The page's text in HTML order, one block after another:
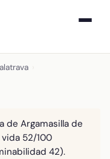
de Argamasilla de
vida 52/100
42).